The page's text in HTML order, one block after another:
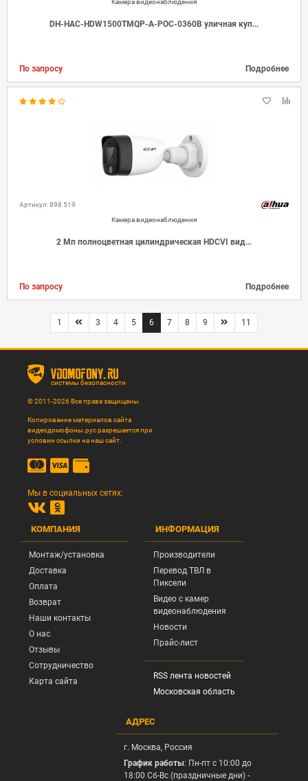
Камера видеонаблюдения
DH-HAC-HDW1500TMQP-A-POC-0360B уличная куп...
По запросу Подробнее
Артикул: 898 519
Камера видеонаблюдения
2 Мп полноцветная цилиндрическая HDCVI вид...
По запросу Подробнее
1 3 4 5 6 7 8 9 11
vdomofony.ru
системы безопасности
© 2011-2026 Все права защищены.
Копирование материалов сайта
видеодомофоны.рус разрешается при
условии ссылки на наш сайт.
Мы в социальных сетях:
КОМПАНИЯ
Монтаж/установка
Доставка
Оплата
Возврат
Наши контакты
О нас
Отзывы
Сотрудничество
Карта сайта
ИНФОРМАЦИЯ
Производители
Перевод ТВЛ в
Пиксели
Видео с камер
видеонаблюдения
Новости
Прайс-лист
RSS лента новостей
Московская область
АДРЕС
г. Москва, Россия
График работы: Пн-пт с 10:00 до
18:00 Сб-Вс (праздничные дни) -